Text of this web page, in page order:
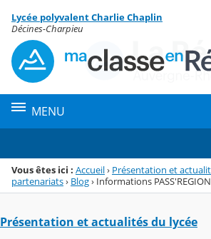
Menu de la rubrique
Contenu
Lycée polyvalent Charlie Chaplin
Décines-Charpieu
MENU
Vous êtes ici : Accueil› Présentation et
partenariats› Blog› Informations PASS'REGION
Présentation et actualités du lycée